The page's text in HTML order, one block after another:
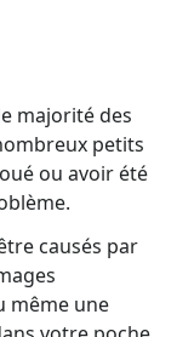
majorité des
petits
ou avoir été
causés par
même une